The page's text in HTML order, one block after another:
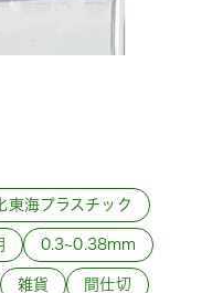
東海プラスチック
0.3~0.38mm
雑貨 間仕切